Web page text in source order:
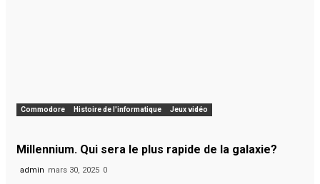
Commodore Histoire de l'informatique Jeux vidéo
Millennium. Qui sera le plus rapide de la galaxie?
admin mars 30, 2025 0